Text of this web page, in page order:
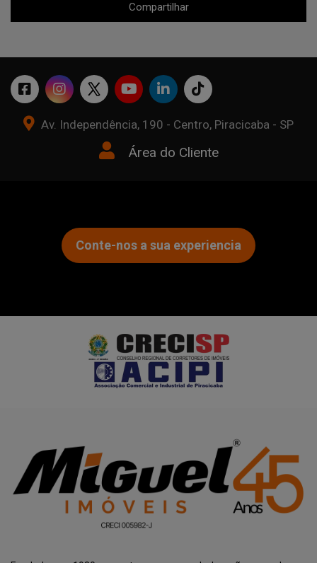
Compartilhar
Av. Independência, 190 - Centro, Piracicaba - SP
Área do Cliente
Conte-nos a sua experiencia